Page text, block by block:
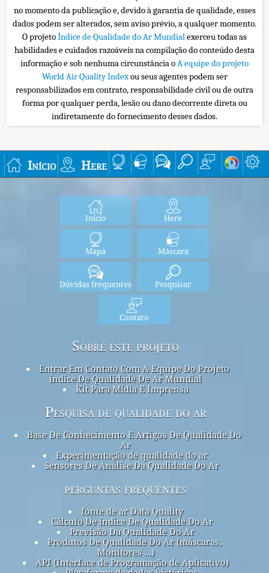
no momento da publicação e, devido à garantia de qualidade, esses
dados podem ser alterados, sem aviso prévio, a qualquer momento.
O projetoÍndice de Qualidade do Ar Mundialexerceu todas as
habilidades e cuidados razoáveis na compilação do conteúdo desta
informação e sob nenhuma circunstância oA equipe do projeto
World Air Quality Indexou seus agentes podem ser
responsabilizados em contrato, responsabilidade civil ou de outra
forma por qualquer perda, lesão ou dano decorrente direta ou
indiretamente do fornecimento desses dados.
Início Here
Início Here
Mapa Máscara
Dúvidas frequentes Pesquisar
Contato
Sobre este projeto
Entrar Em Contato Com A Equipe Do Projeto
índice De Qualidade De Ar Mundial
Kit Para Mídia E Imprensa
Pesquisa de qualidade do ar
Base De Conhecimento E Artigos De Qualidade Do
Ar
Experimentação de qualidade do ar
Sensores De Análise Da Qualidade Do Ar
perguntas frequentes
fonte de ar Data Quality
Cálculo De índice De Qualidade Do Ar
Previsão Da Qualidade Do Ar
Produtos De Qualidade Do Ar (máscaras,
Monitores ...)
API (Interface de Programação de Aplicativo)